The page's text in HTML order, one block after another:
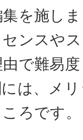
を施し
ンスや
で難易
は、メ
ろです。